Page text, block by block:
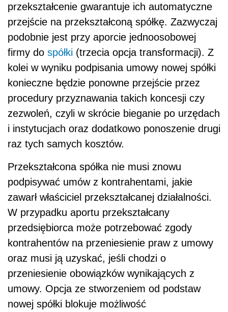
przekształcenie gwarantuje ich automatyczne
przejście na przekształconą spółkę. Zazwyczaj
podobnie jest przy aporcie jednoosobowej
firmy do spółki (trzecia opcja transformacji). Z
kolei w wyniku podpisania umowy nowej spółki
konieczne będzie ponowne przejście przez
procedury przyznawania takich koncesji czy
zezwoleń, czyli w skrócie bieganie po urzędach
i instytucjach oraz dodatkowo ponoszenie drugi
raz tych samych kosztów.
Przekształcona spółka nie musi znowu
podpisywać umów z kontrahentami, jakie
zawarł właściciel przekształcanej działalności.
W przypadku aportu przekształcany
przedsiębiorca może potrzebować zgody
kontrahentów na przeniesienie praw z umowy
oraz musi ją uzyskać, jeśli chodzi o
przeniesienie obowiązków wynikających z
umowy. Opcja ze stworzeniem od podstaw
nowej spółki blokuje możliwość